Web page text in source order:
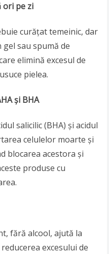
ori pe zi
curățat temeinic, dar
sau spumă de
elimină excesul de
pielea.
și BHA
salicilic (BHA) și acidul
celulelor moarte și
blocarea acestora și
produse cu
fără alcool, ajută la
excesului de